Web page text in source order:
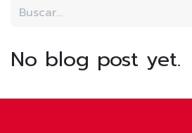
No blog post yet.